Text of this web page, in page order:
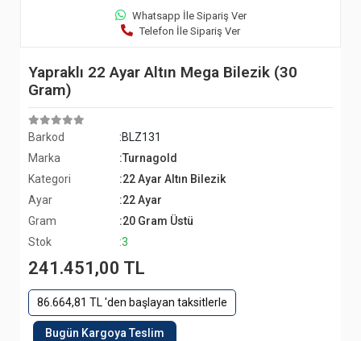
Whatsapp İle Sipariş Ver
Telefon İle Sipariş Ver
Yapraklı 22 Ayar Altın Mega Bilezik (30
Gram)
Barkod
:BLZ131
Marka
:Turnagold
Kategori
:22 Ayar Altın Bilezik
Ayar
:22 Ayar
Gram
:20 Gram Üstü
Stok
:3
241.451,00 TL
86.664,81 TL 'den başlayan taksitlerle
Bugün Kargoya Teslim